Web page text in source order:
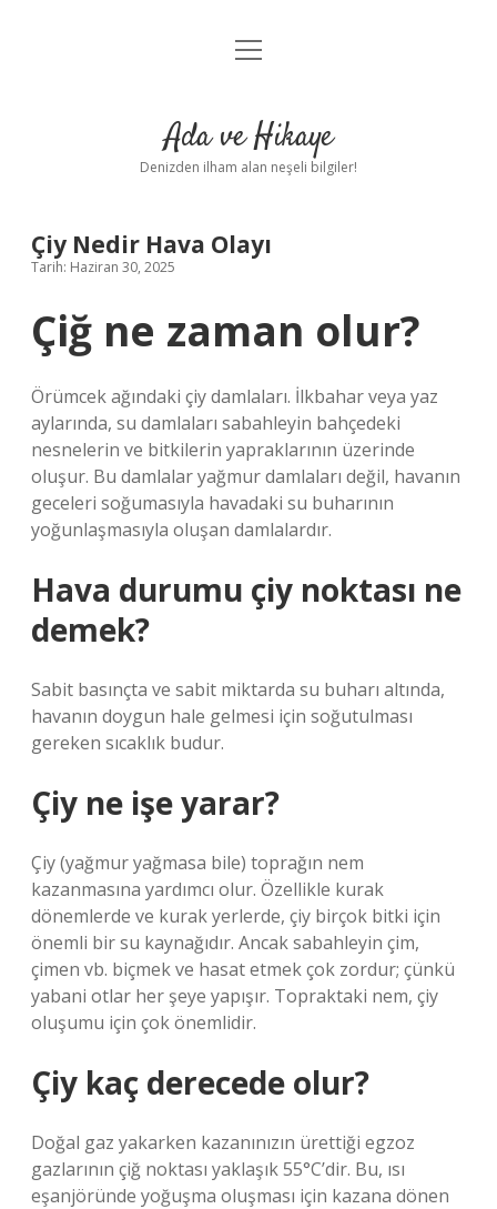
Anasayfa
Yasal Uyarı
menüyü
Ada ve Hikaye
Denizden ilham alan neşeli bilgiler!
Çiy Nedir Hava Olayı
Tarih: Haziran 30, 2025
Çiğ ne zaman olur?
Örümcek ağındaki çiy damlaları. İlkbahar veya yaz
aylarında, su damlaları sabahleyin bahçedeki
nesnelerin ve bitkilerin yapraklarının üzerinde
oluşur. Bu damlalar yağmur damlaları değil, havanın
geceleri soğumasıyla havadaki su buharının
yoğunlaşmasıyla oluşan damlalardır.
Hava durumu çiy noktası ne
demek?
Sabit basınçta ve sabit miktarda su buharı altında,
havanın doygun hale gelmesi için soğutulması
gereken sıcaklık budur.
Çiy ne işe yarar?
Çiy (yağmur yağmasa bile) toprağın nem
kazanmasına yardımcı olur. Özellikle kurak
dönemlerde ve kurak yerlerde, çiy birçok bitki için
önemli bir su kaynağıdır. Ancak sabahleyin çim,
çimen vb. biçmek ve hasat etmek çok zordur; çünkü
yabani otlar her şeye yapışır. Topraktaki nem, çiy
oluşumu için çok önemlidir.
Çiy kaç derecede olur?
Doğal gaz yakarken kazanınızın ürettiği egzoz
gazlarının çiğ noktası yaklaşık 55°C’dir. Bu, ısı
eşanjöründe yoğuşma oluşması için kazana dönen